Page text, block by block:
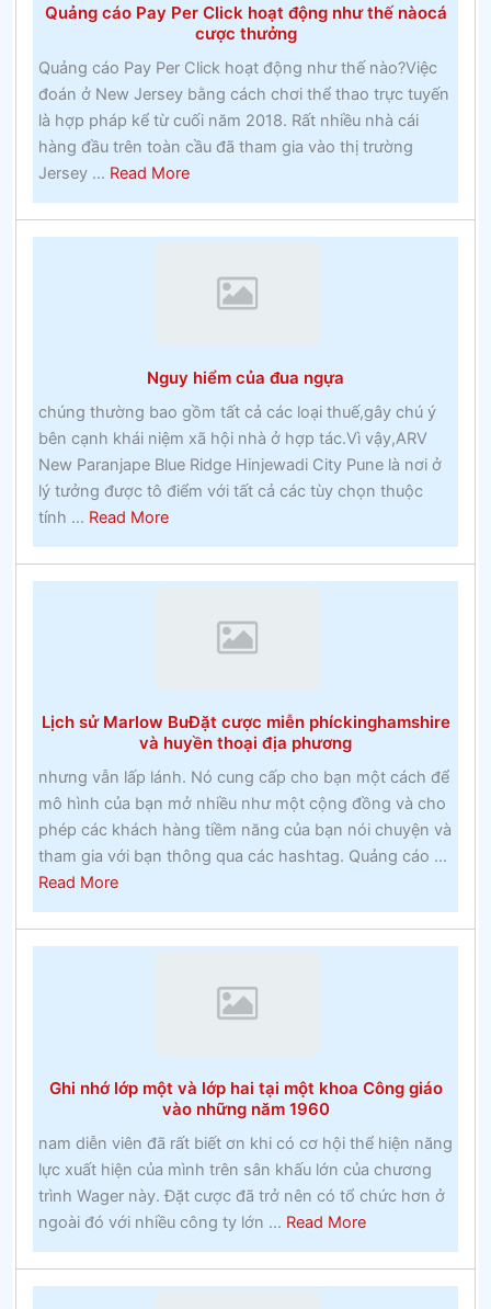
vui
xung
quanh
bạn
–
Đánh
bạc
Quảng cáo Pay Per Click hoạt động như thế nàocá
cược thưởng
Quảng cáo Pay Per Click hoạt động như thế nào?Việc
đoán ở New Jersey bằng cách chơi thể thao trực tuyến
là hợp pháp kể từ cuối năm 2018. Rất nhiều nhà cái
hàng đầu trên toàn cầu đã tham gia vào thị trường
Jersey ... Read Moreabout
cáo
Click
như
thế
nàocá
cược
thưởng
Nguy hiểm của đua ngựa
chúng thường bao gồm tất cả các loại thuế,gây chú ý
bên cạnh khái niệm xã hội nhà ở hợp tác.Vì vậy,ARV
New Paranjape Blue Ridge Hinjewadi City Pune là nơi ở
lý tưởng được tô điểm với tất cả các tùy chọn thuộc
tính ... Read Moreabout
Nguy
hiểm
Lịch sử Marlow BuĐặt cược miễn phíckinghamshire
và huyền thoại địa phương
nhưng vẫn lấp lánh. Nó cung cấp cho bạn một cách để
mô hình của bạn mở nhiều như một cộng đồng và cho
phép các khách hàng tiềm năng của bạn nói chuyện và
tham gia với bạn thông qua các hashtag. Quảng cáo ...
Read Moreabout
Lịch
sử
và
thoại
địa
phương
Ghi nhớ lớp một và lớp hai tại một khoa Công giáo
vào những năm 1960
nam diễn viên đã rất biết ơn khi có cơ hội thể hiện năng
lực xuất hiện của mình trên sân khấu lớn của chương
trình Wager này. Đặt cược đã trở nên có tổ chức hơn ở
ngoài đó với nhiều công ty lớn ... Read Moreabout
Ghi
nhớ